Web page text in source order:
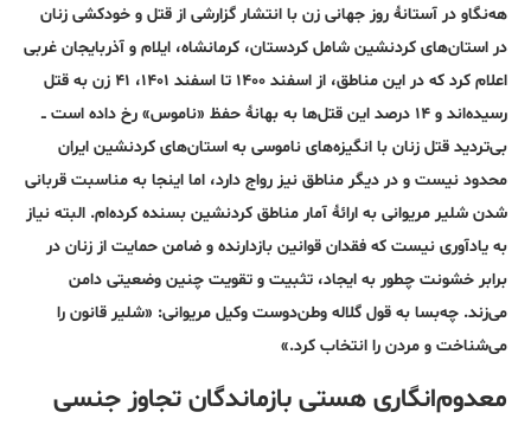
هه‌نگاو در آستانۀ روز جهانی زن با انتشار گزارشی از قتل و خودکشی زنان
در استان‌های کردنشین شامل کردستان، کرمانشاه، ایلام و آذربایجان غربی
اعلام کرد که در این مناطق، از اسفند ۱۴۰۰ تا اسفند ۱۴۰۱، ۴۱ زن به قتل
رسیده‌اند و ۱۴ درصد این قتل‌ها به بهانۀ حفظ‌ «ناموس» رخ داده است ــ
بی‌تردید قتل زنان با انگیزه‌های ناموسی به استان‌های کردنشین ایران
محدود نیست و در دیگر مناطق نیز رواج دارد، اما اینجا به مناسبت قربانی
شدن شلیر مریوانی به ارائۀ آمار مناطق کردنشین بسنده کرده‌ام. البته نیاز
به یادآوری نیست که فقدان قوانین بازدارنده و ضامن حمایت از زنان در
برابر خشونت چطور به ایجاد، تثبیت و تقویت چنین وضعیتی دامن
می‌زند. چه‌بسا به قول گلاله وطن‌دوست وکیل مریوانی: «شلیر قانون را
می‌شناخت و مردن را انتخاب کرد.»
معدوم‌انگاری هستی بازماندگان تجاوز جنسی